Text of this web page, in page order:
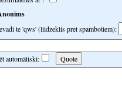
te 'qws' (liidzeklis pret spambotiem):
automātiski: